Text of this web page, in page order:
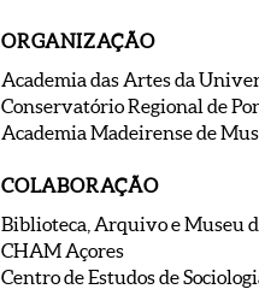
ORGANIZAÇÃO
Academia das Artes da
Conservatório Regional de
Academia Madeirense de
COLABORAÇÃO
Biblioteca, Arquivo e Museu
CHAM Açores
Centro de Estudos de